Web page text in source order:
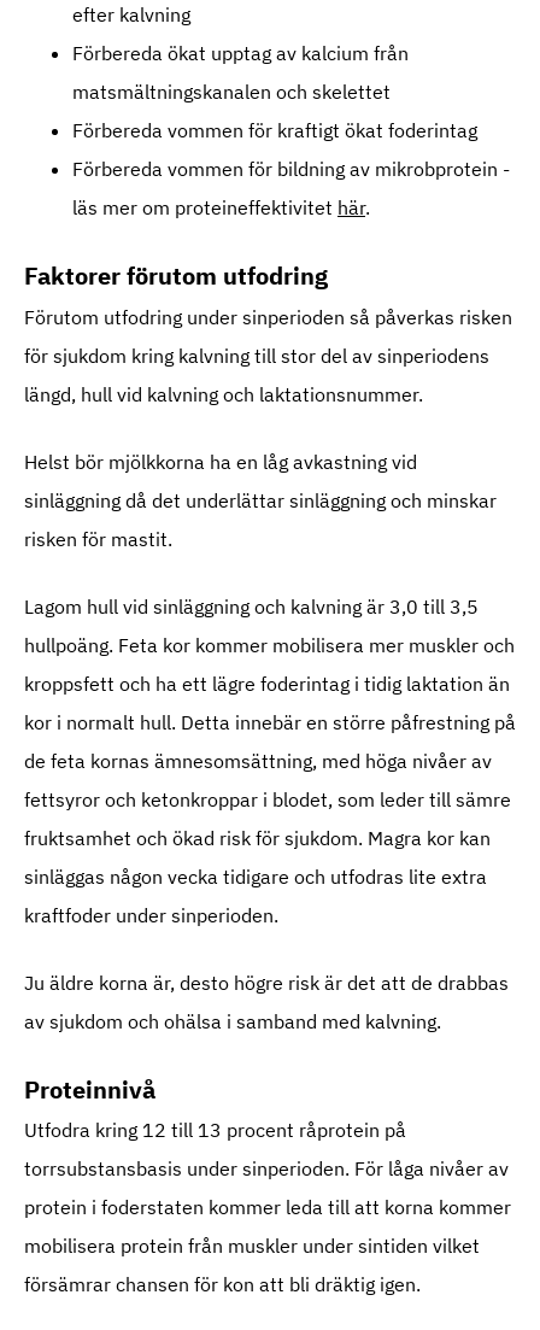
efter kalvning
Förbereda ökat upptag av kalcium från
matsmältningskanalen och skelettet
Förbereda vommen för kraftigt ökat foderintag
Förbereda vommen för bildning av mikrobprotein -
läs mer om proteineffektivitet här.
Faktorer förutom utfodring
Förutom utfodring under sinperioden så påverkas risken
för sjukdom kring kalvning till stor del av sinperiodens
längd, hull vid kalvning och laktationsnummer.
Helst bör mjölkkorna ha en låg avkastning vid
sinläggning då det underlättar sinläggning och minskar
risken för mastit.
Lagom hull vid sinläggning och kalvning är 3,0 till 3,5
hullpoäng. Feta kor kommer mobilisera mer muskler och
kroppsfett och ha ett lägre foderintag i tidig laktation än
kor i normalt hull. Detta innebär en större påfrestning på
de feta kornas ämnesomsättning, med höga nivåer av
fettsyror och ketonkroppar i blodet, som leder till sämre
fruktsamhet och ökad risk för sjukdom. Magra kor kan
sinläggas någon vecka tidigare och utfodras lite extra
kraftfoder under sinperioden.
Ju äldre korna är, desto högre risk är det att de drabbas
av sjukdom och ohälsa i samband med kalvning.
Proteinnivå
Utfodra kring 12 till 13 procent råprotein på
torrsubstansbasis under sinperioden. För låga nivåer av
protein i foderstaten kommer leda till att korna kommer
mobilisera protein från muskler under sintiden vilket
försämrar chansen för kon att bli dräktig igen.